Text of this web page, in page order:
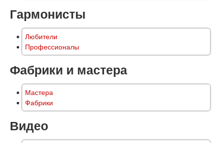
Гармонисты
Любители
Профессионалы
Фабрики и мастера
Мастера
Фабрики
Видео